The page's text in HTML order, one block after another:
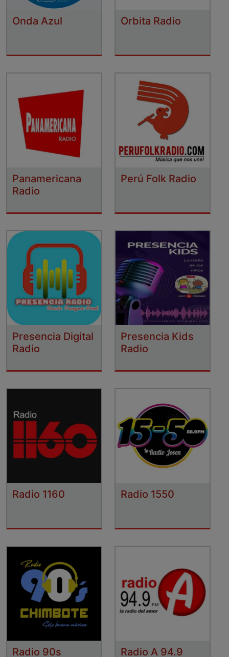
Onda Azul Orbita Radio
Panamericana
Radio
Perú Folk Radio
Presencia Digital
Radio
Presencia Kids
Radio
Radio 1160 Radio 1550
Radio 90s Radio A 94.9